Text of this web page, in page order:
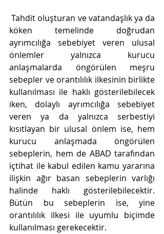
Tahdit oluşturan ve vatandaşlık ya da
köken temelinde doğrudan
ayrımcılığa sebebiyet veren ulusal
önlemler yalnızca kurucu
anlaşmalarda öngörülen meşru
sebepler ve orantılılık ilkesinin birlikte
kullanılması ile haklı gösterilebilecek
iken, dolaylı ayrımcılığa sebebiyet
veren ya da yalnızca serbestiyi
kısıtlayan bir ulusal önlem ise, hem
kurucu anlaşmada öngörülen
sebeplerin, hem de ABAD tarafından
içtihat ile kabul edilen kamu yararına
ilişkin ağır basan sebeplerin varlığı
halinde haklı gösterilebilecektir.
Bütün bu sebeplerin ise, yine
orantılılık ilkesi ile uyumlu biçimde
kullanılması gerekecektir.